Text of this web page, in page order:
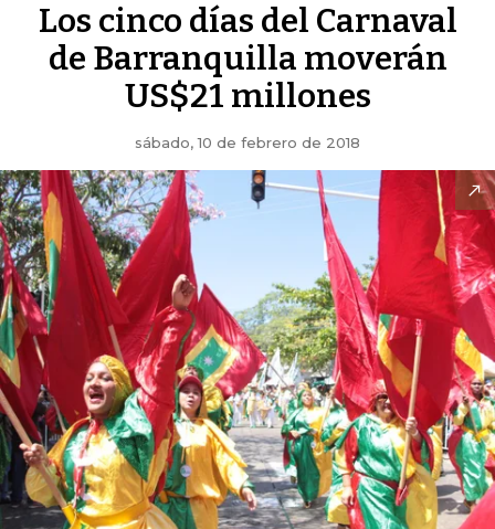
Los cinco días del Carnaval
de Barranquilla moverán
US$21 millones
sábado, 10 de febrero de 2018